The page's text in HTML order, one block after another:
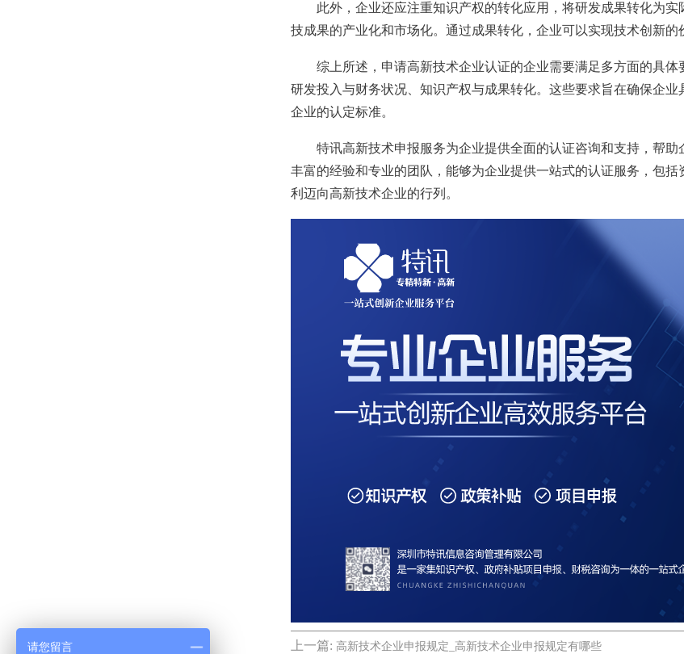
此外，企业还应注重知识产权的转化应用，将研发成果转化为实
技成果的产业化和市场化。通过成果转化，企业可以实现技术创新的
综上所述，申请高新技术企业认证的企业需要满足多方面的具体
研发投入与财务状况、知识产权与成果转化。这些要求旨在确保企
企业的认定标准。
特讯高新技术申报服务为企业提供全面的认证咨询和支持，帮助
丰富的经验和专业的团队，能够为企业提供一站式的认证服务，包
利迈向高新技术企业的行列。
上一篇: 高新技术企业申报规定_高新技术企业申报规定有哪些
请您留言